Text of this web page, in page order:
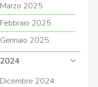
Marzo 2025
Febbraio 2025
Gennaio 2025
2024
Dicembre 2024